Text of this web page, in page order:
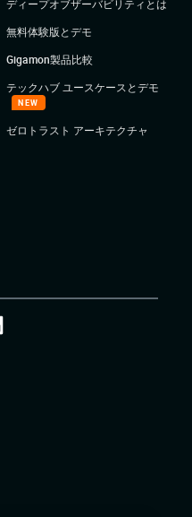
ディープオブザーバビリティとは
無料体験版とデモ
Gigamon製品比較
テックハブ ユースケースとデモ
NEW
ゼロトラスト アーキテクチャ